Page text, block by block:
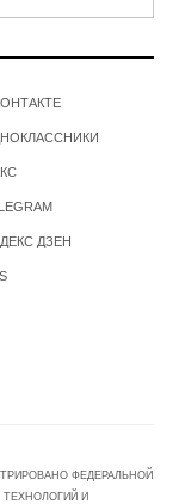
ДЗЕН
ФЕДЕРАЛЬНОЙ
И